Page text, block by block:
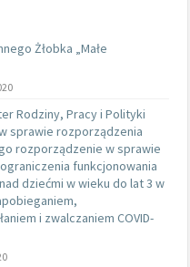
Żłobka „Małe
Rodziny, Pracy i Polityki
sprawie rozporządzenia
rozporządzenie w sprawie
funkcjonowania
dziećmi w wieku do lat 3 w
i zwalczaniem COVID-